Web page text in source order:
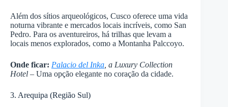
Além dos sítios arqueológicos, Cusco oferece uma vida
noturna vibrante e mercados locais incríveis, como San
Pedro. Para os aventureiros, há trilhas que levam a
locais menos explorados, como a Montanha Palccoyo.
Onde ficar: Palacio del Inka , a Luxury Collection
Hotel – Uma opção elegante no coração da cidade.
3. Arequipa (Região Sul)